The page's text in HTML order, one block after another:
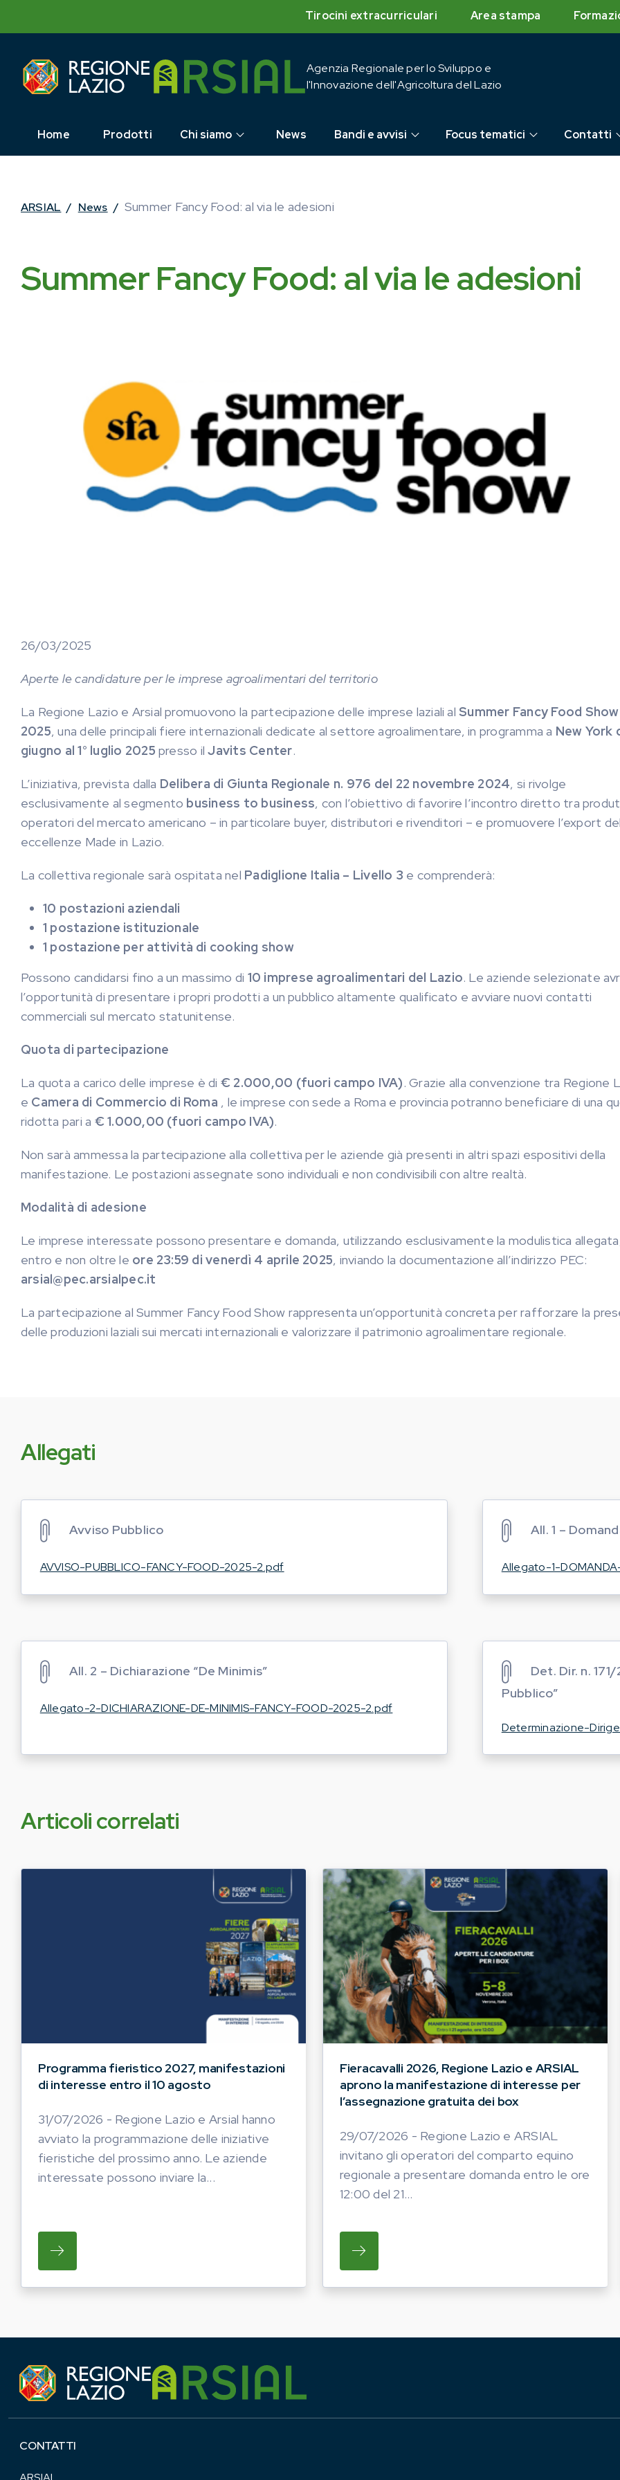
Tirocini extracurriculari Area stampa
Agenzia Regionale per lo Sviluppo e
l'Innovazione dell'Agricoltura del Lazio
Home Prodotti Chi siamo News Bandi e avvisi Focus tematici Contatti
ARSIAL / News / Summer Fancy Food: al via le adesioni
Summer Fancy Food: al via le adesioni
26/03/2025
Aperte le candidature per le imprese agroalimentari del territorio
La Regione Lazio e Arsial promuovono la partecipazione delle imprese laziali alSummer Fancy Food Show
2025, una delle principali fiere internazionali dedicate al settore agroalimentare, in programma a New York
giugno al 1° luglio 2025 presso ilJavits Center.
L’iniziativa, prevista dalla Delibera di Giunta Regionale n. 976 del 22 novembre 2024, si rivolge
esclusivamente al segmento business to business, con l’obiettivo di favorire l’incontro diretto tra
operatori del mercato americano – in particolare buyer, distributori e rivenditori – e promuovere l’export
eccellenze Made in Lazio.
La collettiva regionale sarà ospitata nel Padiglione Italia – Livello 3 e comprenderà:
10 postazioni aziendali
1 postazione istituzionale
1 postazione per attività di cooking show
Possono candidarsi fino a un massimo di 10 imprese agroalimentari del Lazio. Le aziende selezionate
l’opportunità di presentare i propri prodotti a un pubblico altamente qualificato e avviare nuovi contatti
commerciali sul mercato statunitense.
Quota di partecipazione
La quota a carico delle imprese è di € 2.000,00 (fuori campo IVA). Grazie alla convenzione tra Regione
e Camera di Commercio di Roma , le imprese con sede a Roma e provincia potranno beneficiare di una
ridotta pari a € 1.000,00 (fuori campo IVA).
Non sarà ammessa la partecipazione alla collettiva per le aziende già presenti in altri spazi espositivi della
manifestazione. Le postazioni assegnate sono individuali e non condivisibili con altre realtà.
Modalità di adesione
Le imprese interessate possono presentare e domanda, utilizzando esclusivamente la modulistica
entro e non oltre le ore 23:59 di venerdì 4 aprile 2025, inviando la documentazione all’indirizzo PEC:
arsial@pec.arsialpec.it
La partecipazione al Summer Fancy Food Show rappresenta un’opportunità concreta per rafforzare la
delle produzioni laziali sui mercati internazionali e valorizzare il patrimonio agroalimentare regionale.
Allegati
Avviso Pubblico
AVVISO-PUBBLICO-FANCY-FOOD-2025-2.pdf
All. 1 –
Allegato-1-
All. 2 – Dichiarazione “De Minimis”
Allegato-2-DICHIARAZIONE-DE-MINIMIS-FANCY-FOOD-2025-2.pdf
Det. Dir. n.
Pubblico”
Determinazione-
Articoli correlati
Programma fieristico 2027, manifestazioni
di interesse entro il 10 agosto
31/07/2026 - Regione Lazio e Arsial hanno
avviato la programmazione delle iniziative
fieristiche del prossimo anno. Le aziende
interessate possono inviare la...
SU REGIONE LAZIO E ARSIAL HANNO AVVIATO LA PROGRAMMAZIONE DELLE INIZIATIVE
Fieracavalli 2026, Regione Lazio e ARSIAL
aprono la manifestazione di interesse per
l’assegnazione gratuita dei box
29/07/2026 - Regione Lazio e ARSIAL
invitano gli operatori del comparto equino
regionale a presentare domanda entro le ore
12:00 del 21...
SU REGIONE LAZIO E ARSIAL INVITANO
CONTATTI